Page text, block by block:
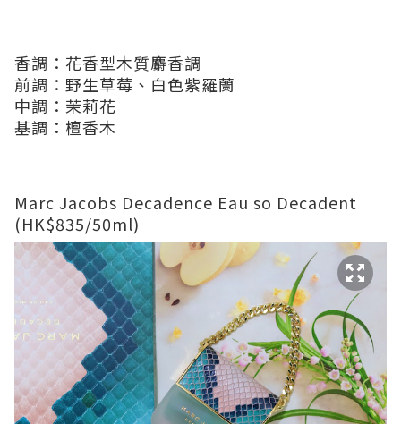
香調：花香型木質麝香調
前調：野生草莓、白色紫羅蘭
中調：茉莉花
基調：檀香木
Marc Jacobs Decadence Eau so Decadent
(HK$835/50ml)